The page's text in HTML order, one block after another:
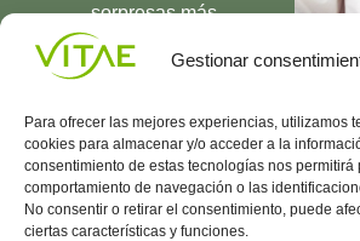
Gestionar
Para ofrecer las mejores experiencias, utilizamos
cookies para almacenar y/o acceder a la
consentimiento de estas tecnologías nos permitirá
comportamiento de navegación o las
No consentir o retirar el consentimiento, puede
ciertas características y funciones.
sorpresas más
UNIRME
Conocenos
Vitae
Política
de